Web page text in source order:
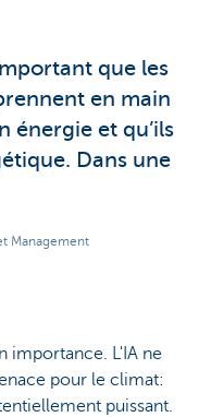
que les
en main
énergie et qu’ils
Dans une
Management
importance. L'IA ne
pour le climat:
puissant.